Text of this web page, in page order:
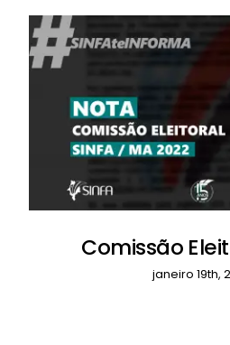
Comissão
janeiro 19th,